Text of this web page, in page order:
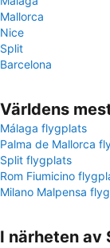
Mallorca
Nice
Split
Barcelona
Världens
Málaga flygplats
Palma de Mallorca
Split flygplats
Rom Fiumicino
Milano Malpensa
I närheten av